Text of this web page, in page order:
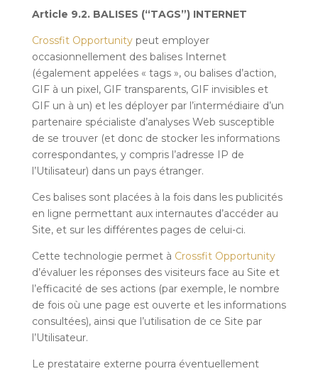
Article 9.2. BALISES (“TAGS”) INTERNET
Crossfit Opportunitypeut employer
occasionnellement des balises Internet
(également appelées « tags », ou balises d’action,
GIF à un pixel, GIF transparents, GIF invisibles et
GIF un à un) et les déployer par l’intermédiaire d’un
partenaire spécialiste d’analyses Web susceptible
de se trouver (et donc de stocker les informations
correspondantes, y compris l’adresse IP de
l’Utilisateur) dans un pays étranger.
Ces balises sont placées à la fois dans les publicités
en ligne permettant aux internautes d’accéder au
Site, et sur les différentes pages de celui-ci.
Cette technologie permet à Crossfit Opportunity
d’évaluer les réponses des visiteurs face au Site et
l’efficacité de ses actions (par exemple, le nombre
de fois où une page est ouverte et les informations
consultées), ainsi que l’utilisation de ce Site par
l’Utilisateur.
Le prestataire externe pourra éventuellement